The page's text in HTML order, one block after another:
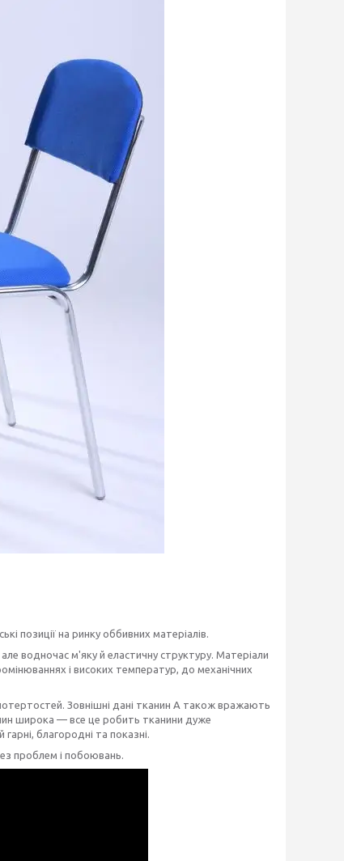
позиції на ринку оббивних матеріалів.
водночас м'яку й еластичну структуру. Матеріали
і високих температур, до механічних
Зовнішні дані тканин А також вражають
широка — все це робить тканини дуже
благородні та показні.
проблем і побоювань.